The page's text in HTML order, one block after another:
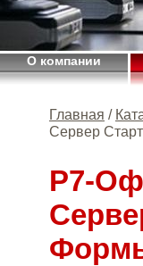
О компании
Главная /
Сервер
Р7-